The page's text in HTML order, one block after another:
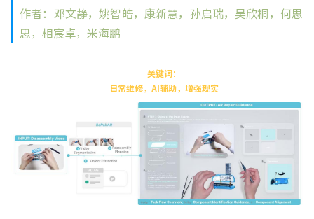
作者：邓文静，姚智皓，康新慧，孙启瑞，吴欣桐，何思
思，相宸卓，米海鹏
关键词：
日常维修，AI辅助，增强现实